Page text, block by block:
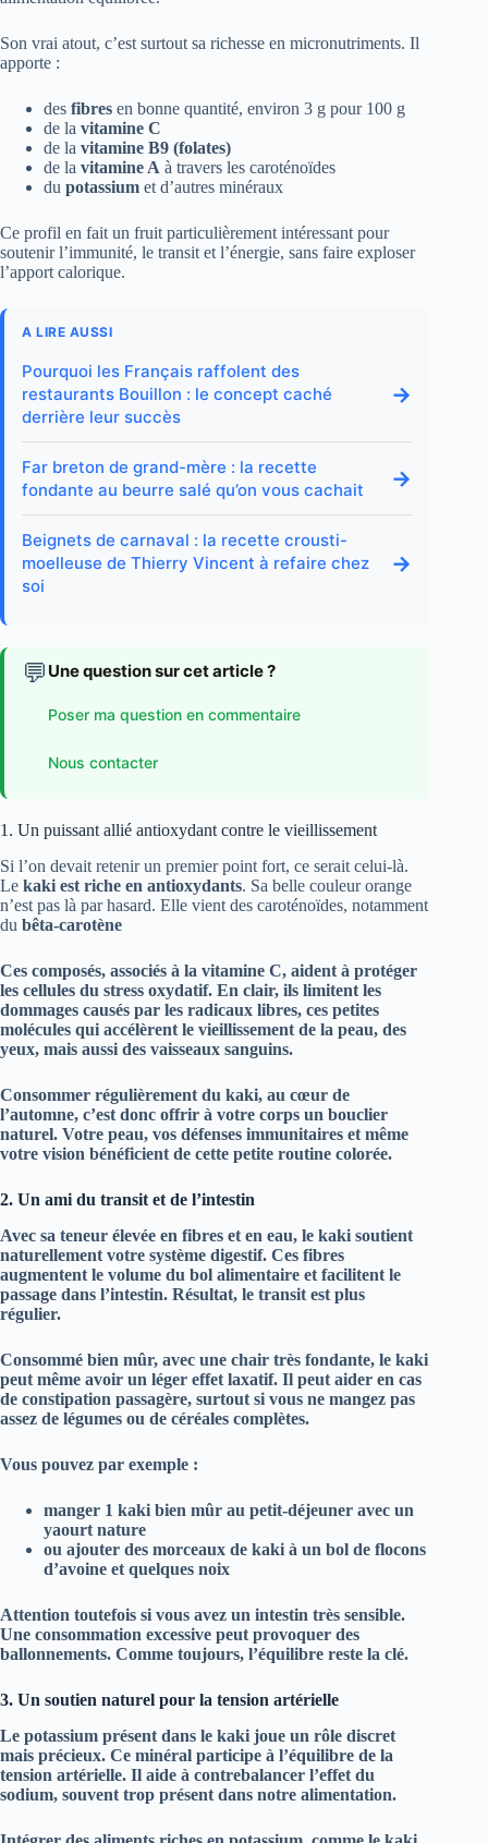
Son vrai atout, c’est surtout sa richesse en micronutriments. Il
apporte :
des fibres en bonne quantité, environ 3 g pour 100 g
de la vitamine C
de la vitamine B9 (folates)
de la vitamine A à travers les caroténoïdes
du potassium et d’autres minéraux
Ce profil en fait un fruit particulièrement intéressant pour
soutenir l’immunité, le transit et l’énergie, sans faire exploser
l’apport calorique.
A LIRE AUSSI
Pourquoi les Français raffolent des
restaurants Bouillon : le concept caché
derrière leur succès
→
Far breton de grand-mère : la recette
fondante au beurre salé qu’on vous cachait
→
Beignets de carnaval : la recette crousti-
moelleuse de Thierry Vincent à refaire chez
soi
→
💬 Une question sur cet article ?
Poser ma question en commentaire
Nous contacter
1. Un puissant allié antioxydant contre le vieillissement
Si l’on devait retenir un premier point fort, ce serait celui-là.
Le kaki est riche en antioxydants. Sa belle couleur orange
n’est pas là par hasard. Elle vient des caroténoïdes, notamment
du bêta-carotène
Ces composés, associés à la vitamine C, aident à protéger
les cellules du stress oxydatif. En clair, ils limitent les
dommages causés par les radicaux libres, ces petites
molécules qui accélèrent le vieillissement de la peau, des
yeux, mais aussi des vaisseaux sanguins.
Consommer régulièrement du kaki, au cœur de
l’automne, c’est donc offrir à votre corps un bouclier
naturel. Votre peau, vos défenses immunitaires et même
votre vision bénéficient de cette petite routine colorée.
2. Un ami du transit et de l’intestin
Avec sa teneur élevée en fibres et en eau, le kaki soutient
naturellement votre système digestif. Ces fibres
augmentent le volume du bol alimentaire et facilitent le
passage dans l’intestin. Résultat, le transit est plus
régulier.
Consommé bien mûr, avec une chair très fondante, le kaki
peut même avoir un léger effet laxatif. Il peut aider en cas
de constipation passagère, surtout si vous ne mangez pas
assez de légumes ou de céréales complètes.
Vous pouvez par exemple :
manger 1 kaki bien mûr au petit-déjeuner avec un
yaourt nature
ou ajouter des morceaux de kaki à un bol de flocons
d’avoine et quelques noix
Attention toutefois si vous avez un intestin très sensible.
Une consommation excessive peut provoquer des
ballonnements. Comme toujours, l’équilibre reste la clé.
3. Un soutien naturel pour la tension artérielle
Le potassium présent dans le kaki joue un rôle discret
mais précieux. Ce minéral participe à l’équilibre de la
tension artérielle. Il aide à contrebalancer l’effet du
sodium, souvent trop présent dans notre alimentation.